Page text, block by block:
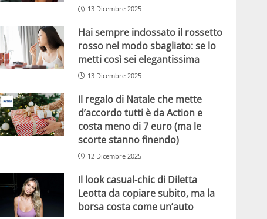
13 Dicembre 2025
Hai sempre indossato il rossetto
rosso nel modo sbagliato: se lo
metti così sei elegantissima
13 Dicembre 2025
Il regalo di Natale che mette
d’accordo tutti è da Action e
costa meno di 7 euro (ma le
scorte stanno finendo)
12 Dicembre 2025
Il look casual-chic di Diletta
Leotta da copiare subito, ma la
borsa costa come un’auto